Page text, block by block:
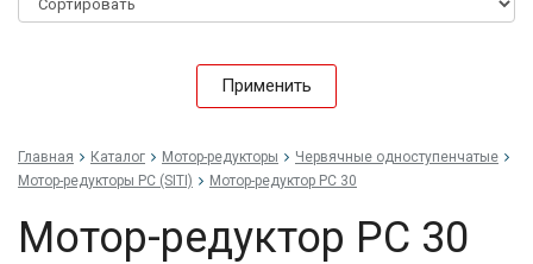
Применить
Главная Каталог Мотор-редукторы
Червячные одноступенчатые
Мотор-редукторы PC (SITI)
Мотор-редуктор PC 30
Мотор-редуктор PC 30